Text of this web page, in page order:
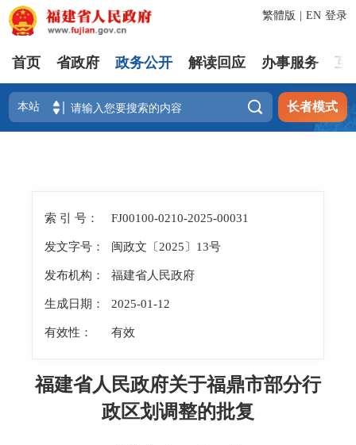
登录
繁體版 EN
首页 省政府 政务公开 解读回应 办事服务 互
 长者模式
索 引 号： FJ00100-0210-2025-00031
发文字号： 闽政文〔2025〕13号
发布机构： 福建省人民政府
生成日期： 2025-01-12
有效性： 有效
福建省人民政府关于福鼎市部分行
政区划调整的批复